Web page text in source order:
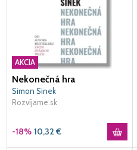
AKCIA
Nekonečná hra
Simon Sinek
Rozvíjame.sk
-18% 10,32 €